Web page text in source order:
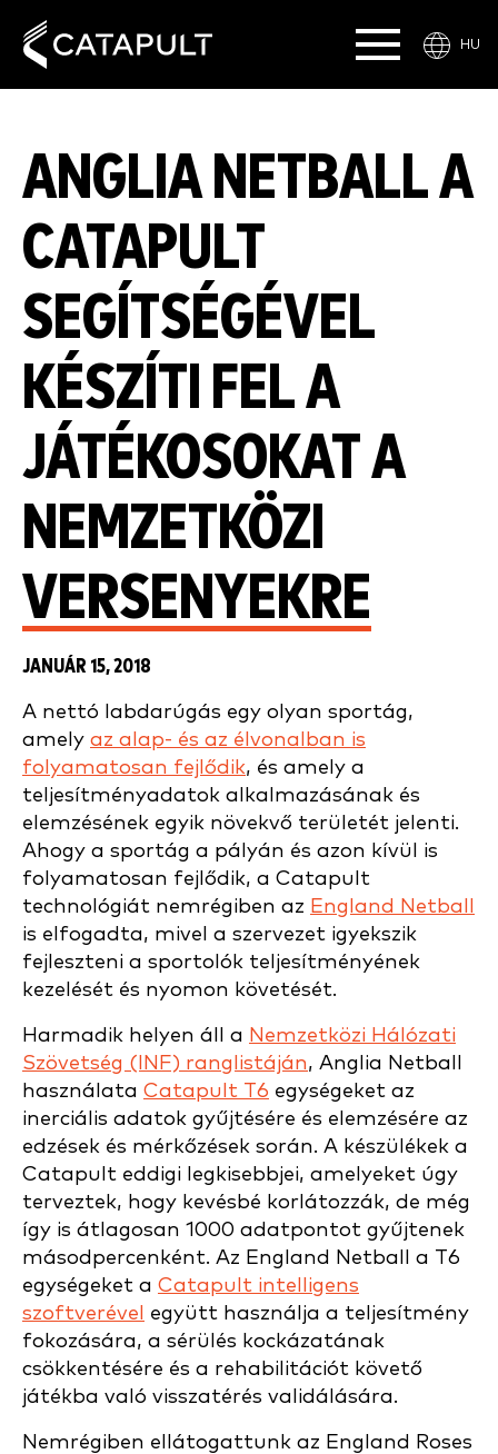
HU
ANGLIA NETBALL A
CATAPULT
SEGÍTSÉGÉVEL
KÉSZÍTI FEL A
JÁTÉKOSOKAT A
NEMZETKÖZI
VERSENYEKRE
JANUÁR 15, 2018
A nettó labdarúgás egy olyan sportág,
amely az alap- és az élvonalban is
folyamatosan fejlődik, és amely a
teljesítményadatok alkalmazásának és
elemzésének egyik növekvő területét jelenti.
Ahogy a sportág a pályán és azon kívül is
folyamatosan fejlődik, a Catapult
technológiát nemrégiben az England Netball
is elfogadta, mivel a szervezet igyekszik
fejleszteni a sportolók teljesítményének
kezelését és nyomon követését.
Harmadik helyen áll a Nemzetközi Hálózati
Szövetség (INF) ranglistáján, Anglia Netball
használata Catapult T6 egységeket az
inerciális adatok gyűjtésére és elemzésére az
edzések és mérkőzések során. A készülékek a
Catapult eddigi legkisebbjei, amelyeket úgy
terveztek, hogy kevésbé korlátozzák, de még
így is átlagosan 1000 adatpontot gyűjtenek
másodpercenként. Az England Netball a T6
egységeket a Catapult intelligens
szoftverével
együtt használja a teljesítmény
fokozására, a sérülés kockázatának
csökkentésére és a rehabilitációt követő
játékba való visszatérés validálására.
Nemrégiben ellátogattunk az England Roses